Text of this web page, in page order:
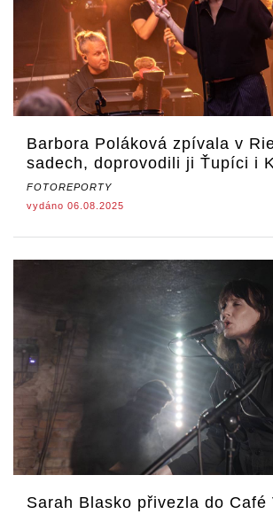
Barbora Poláková zpívala v
sadech, doprovodili ji Ťupíci i
FOTOREPORTY
vydáno 06.08.2025
Sarah Blasko přivezla do Café